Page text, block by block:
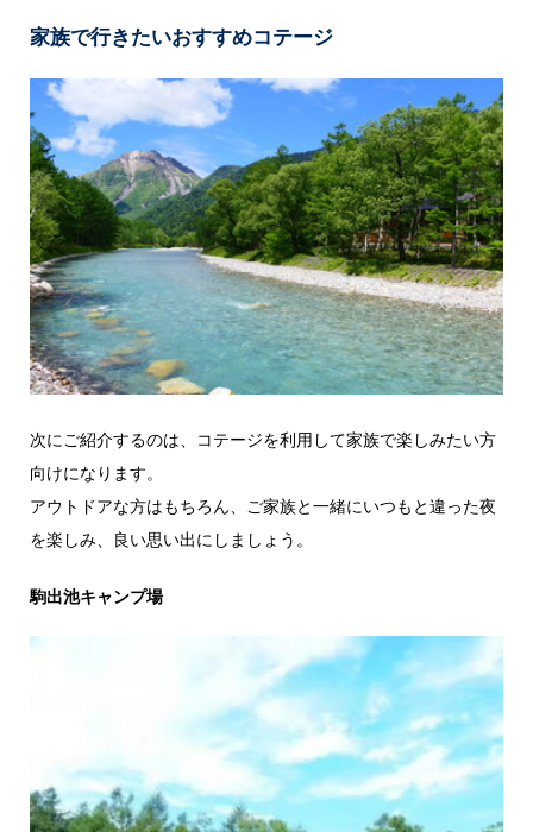
家族で行きたいおすすめコテージ
次にご紹介するのは、コテージを利用して家族で楽しみたい方
向けになります。
アウトドアな方はもちろん、ご家族と一緒にいつもと違った夜
を楽しみ、良い思い出にしましょう。
駒出池キャンプ場